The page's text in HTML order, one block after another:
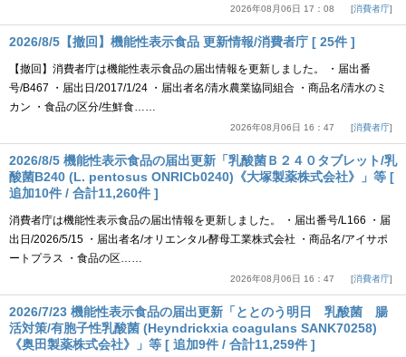
2026年08月06日 17：08 消費者庁
2026/8/5【撤回】機能性表示食品 更新情報/消費者庁 [ 25件 ]
【撤回】消費者庁は機能性表示食品の届出情報を更新しました。 ・届出番
号/B467 ・届出日/2017/1/24 ・届出者名/清水農業協同組合 ・商品名/清水のミ
カン ・食品の区分/生鮮食……
2026年08月06日 16：47 消費者庁
2026/8/5 機能性表示食品の届出更新「乳酸菌Ｂ２４０タブレット/乳
酸菌B240 (L. pentosus ONRICb0240)《大塚製薬株式会社》」等 [
追加10件 / 合計11,260件 ]
消費者庁は機能性表示食品の届出情報を更新しました。 ・届出番号/L166 ・届
出日/2026/5/15 ・届出者名/オリエンタル酵母工業株式会社 ・商品名/アイサポ
ートプラス ・食品の区……
2026年08月06日 16：47 消費者庁
2026/7/23 機能性表示食品の届出更新「ととのう明日 乳酸菌 腸
活対策/有胞子性乳酸菌 (Heyndrickxia coagulans SANK70258)
《奥田製薬株式会社》」等 [ 追加9件 / 合計11,259件 ]